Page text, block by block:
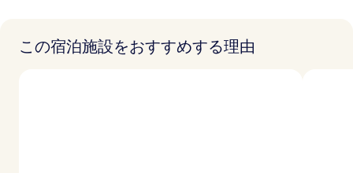
この宿泊施設をおすすめする理由